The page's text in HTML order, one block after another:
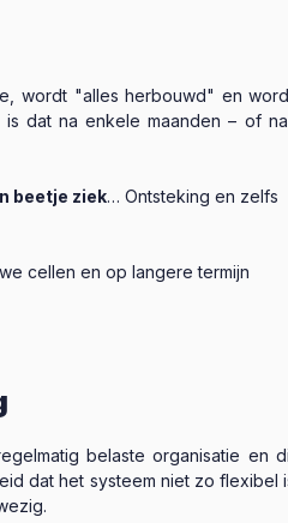
wordt "alles herbouwd" en
dat na enkele maanden – of
beetje ziek… Ontsteking en zelfs
cellen en op langere termijn
belaste organisatie en
dat het systeem niet zo flexibel